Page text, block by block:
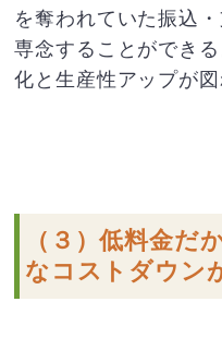
を奪われていた振込
専念することができ
化と生産性アップが図
（３）低料金だ
なコストダウン